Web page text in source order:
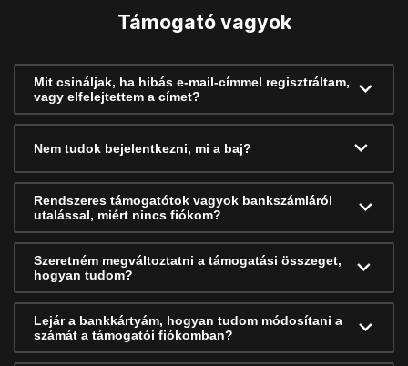
Támogató vagyok
Mit csináljak, ha hibás e-mail-címmel regisztráltam,
vagy elfelejtettem a címet?
Nem tudok bejelentkezni, mi a baj?
Rendszeres támogatótok vagyok bankszámláról
utalással, miért nincs fiókom?
Szeretném megváltoztatni a támogatási összeget,
hogyan tudom?
Lejár a bankkártyám, hogyan tudom módosítani a
számát a támogatói fiókomban?